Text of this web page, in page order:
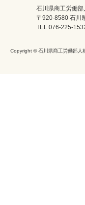
石川県商工労働
〒920-8580 石川
TEL 076-225-
Copyright © 石川県商工労働部人